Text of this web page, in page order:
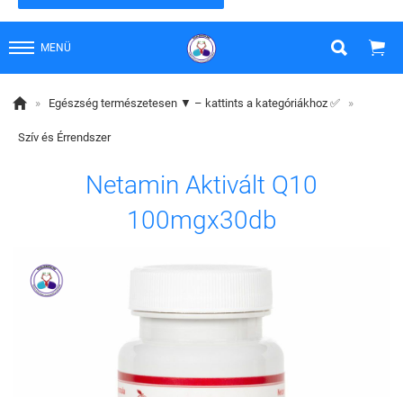
MENÜ  
 » Egészség természetesen ▼ – kattints a kategóriákhoz ✅ »
Szív és Érrendszer
Netamin Aktivált Q10
100mgx30db